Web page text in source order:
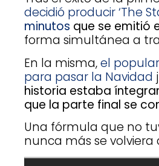
decidió producir ‘The
minutos que se emitió
forma simultánea a
En la misma,el
para pasar la Navidad
historia estaba
que la parte final se
Una fórmula que no
nunca más se volviera